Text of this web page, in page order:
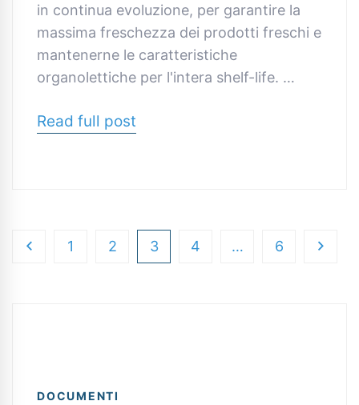
in continua evoluzione, per garantire la
massima freschezza dei prodotti freschi e
mantenerne le caratteristiche
organolettiche per l'intera shelf-life. …
Read full post
1 2 3 4 … 6
DOCUMENTI